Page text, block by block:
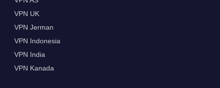
VPN UK
VPN Jerman
VPN Indonesia
VPN India
VPN Kanada